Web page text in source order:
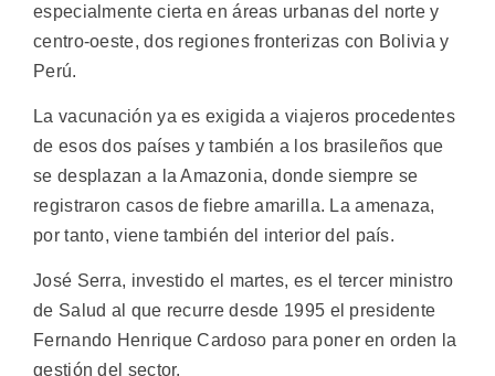
especialmente cierta en áreas urbanas del norte y
centro-oeste, dos regiones fronterizas con Bolivia y
Perú.
La vacunación ya es exigida a viajeros procedentes
de esos dos países y también a los brasileños que
se desplazan a la Amazonia, donde siempre se
registraron casos de fiebre amarilla. La amenaza,
por tanto, viene también del interior del país.
José Serra, investido el martes, es el tercer ministro
de Salud al que recurre desde 1995 el presidente
Fernando Henrique Cardoso para poner en orden la
gestión del sector.